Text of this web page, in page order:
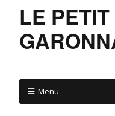
LE
Menu